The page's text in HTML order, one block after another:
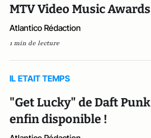
MTV Video Music Awards
Atlantico Rédaction
1 min de lecture
IL ETAIT TEMPS
"Get Lucky" de Daft Punk
enfin disponible !